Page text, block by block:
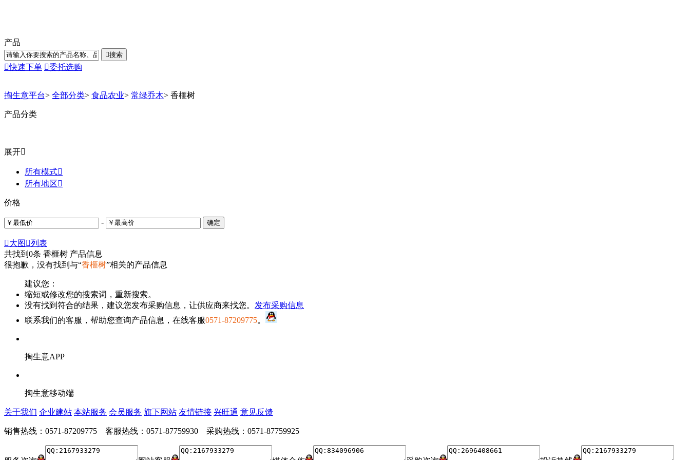
产品
搜索
快速下单 委托选购
掏生意平台> 全部分类> 食品农业> 常绿乔木> 香榧树
产品分类
展开
所有模式
所有地区
价格
- 确定
大图 列表
共找到 0条 香榧树 产品信息
很抱歉，没有找到与“香榧树”相关的产品信息
建议您：
缩短或修改您的搜索词，重新搜索。
没有找到符合的结果，建议您发布采购信息，让供应商来找您。 发布采购信息
联系我们的客服，帮助您查询产品信息，在线客服0571-87209775。
掏生意APP
掏生意移动端
关于我们 企业建站 本站服务 会员服务 旗下网站 友情链接 兴旺通 意见反馈
销售热线：0571-87209775 客服热线：0571-87759930 采购热线：0571-87759925